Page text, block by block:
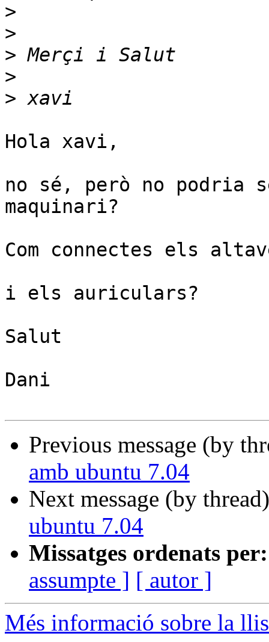
>
>
>
>
>
Hola xavi,
no sé, però no podria
maquinari?
Com connectes els
i els auriculars?
Salut
Dani
Previous message (by
amb ubuntu 7.04
Next message (by
ubuntu 7.04
Missatges ordenats per:
assumpte ] [ autor ]
Més informació sobre la